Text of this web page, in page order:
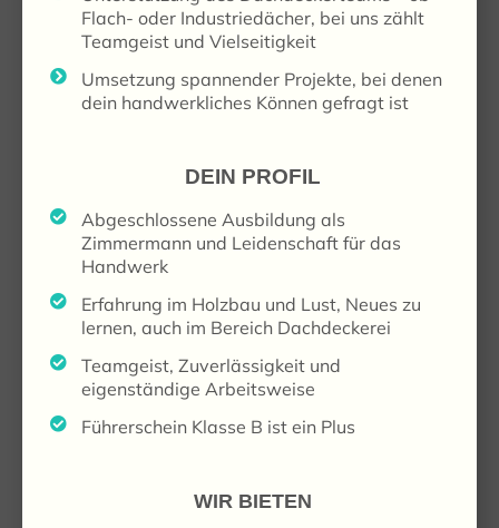
Flach- oder Industriedächer, bei uns zählt
Teamgeist und Vielseitigkeit
Umsetzung spannender Projekte, bei denen
dein handwerkliches Können gefragt ist
DEIN PROFIL
Abgeschlossene Ausbildung als
Zimmermann und Leidenschaft für das
Handwerk
Erfahrung im Holzbau und Lust, Neues zu
lernen, auch im Bereich Dachdeckerei
Teamgeist, Zuverlässigkeit und
eigenständige Arbeitsweise
Führerschein Klasse B ist ein Plus
WIR BIETEN